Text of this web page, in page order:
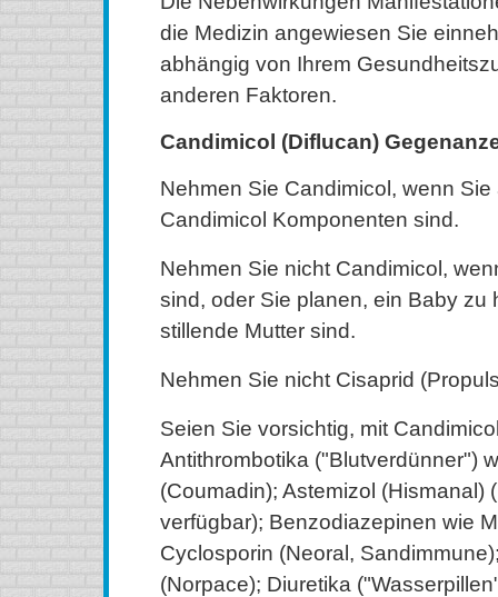
die Medizin angewiesen Sie
abhängig von Ihrem
anderen Faktoren.
Candimicol (Diflucan)
Nehmen Sie Candimicol, wenn Sie
Candimicol Komponenten sind.
Nehmen Sie nicht Candimicol,
sind, oder Sie planen, ein Baby zu
stillende Mutter sind.
Nehmen Sie nicht Cisaprid
Seien Sie vorsichtig, mit
Antithrombotika ("Blutverdünner")
(Coumadin); Astemizol (Hismanal)
verfügbar); Benzodiazepinen wie
Cyclosporin (Neoral,
(Norpace); Diuretika